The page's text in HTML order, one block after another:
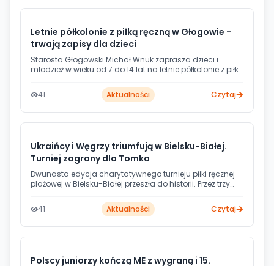
Letnie półkolonie z piłką ręczną w Głogowie -
trwają zapisy dla dzieci
Starosta Głogowski Michał Wnuk zaprasza dzieci i
młodzież w wieku od 7 do 14 lat na letnie półkolonie z piłką
Głogowie. Zajęcia poprowadzi profesjonalna kadra
szkoleniowa klubu Chrobry Głogów, a uczestnicy mogą
41 Aktualności Czytaj
Ukraińcy i Węgrzy triumfują w Bielsku-Białej.
Turniej zagrany dla Tomka
Dwunasta edycja charytatywnego turnieju piłki ręcznej
plażowej w Bielsku-Białej przeszła do historii. Przez trzy
zawodniczki walczyli nie tylko o sportowe laury, ale
przede wszystkim grali dla Tomka, który zmaga się z
41 Aktualności Czytaj
Polscy juniorzy kończą ME z wygraną i 15.